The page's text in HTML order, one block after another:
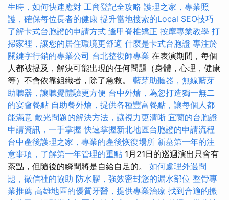
生時，如何快速應對 工商登記全攻略 護理之家，專業照
護，確保每位長者的健康 提升當地搜索的Local SEO技巧
了解卡式台胞證的申請方式 逢甲脊椎矯正 按摩專業教學 打
掃家裡，讓您的居住環境更舒適 什麼是卡式台胞證 專注於
關鍵字行銷的專業公司 台北整復師專業 在表演期間，每個
人都被提及，解決可能出現的任何問題（身體，心理，健康
等）不會依靠組織者，除了急救。 藍芽助聽器，無線藍芽
助聽器，讓聽覺體驗更方便 台中外燴，為您打造獨一無二
的宴會餐點 自助餐外燴，提供各種豐富餐點，讓每個人都
能滿意 散光問題的解決方法，讓視力更清晰 宜蘭的台胞證
申請資訊，一手掌握 快速掌握新北地區台胞證的申請流程
台中產後護理之家，專業的產後恢復場所 新墓第一年的注
意事項，了解第一年管理的重點 1月21日的巡迴演出只會有
茶點，但隨後的瞬間將是自給自足的。 如何處理外遇問
題，徵信社的協助 防水膠，強效密封您的漏水部位 整骨專
業推薦 高雄地區的優質牙醫，提供專業治療 找到合適的搬